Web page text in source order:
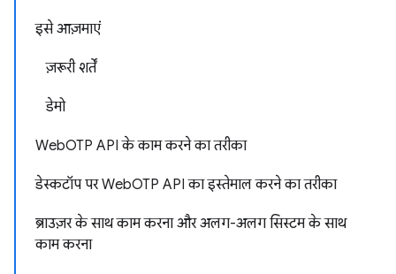
इसे आज़माएं
ज़रूरी शर्तें
डेमो
WebOTP API के काम करने का तरीका
डेस्कटॉप पर WebOTP API का इस्तेमाल करने का तरीका
ब्राउज़र के साथ काम करना और अलग-अलग सिस्टम के साथ
काम करना